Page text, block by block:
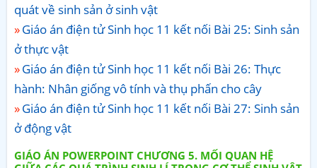
quát về sinh sản ở sinh vật
Giáo án điện tử Sinh học 11 kết nối Bài 25: Sinh sản
ở thực vật
Giáo án điện tử Sinh học 11 kết nối Bài 26: Thực
hành: Nhân giống vô tính và thụ phấn cho cây
Giáo án điện tử Sinh học 11 kết nối Bài 27: Sinh sản
ở động vật
GIÁO ÁN POWERPOINT CHƯƠNG 5. MỐI QUAN HỆ